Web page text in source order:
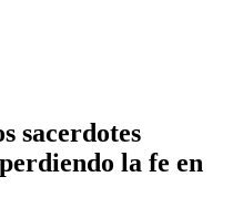
sacerdotes
la fe en